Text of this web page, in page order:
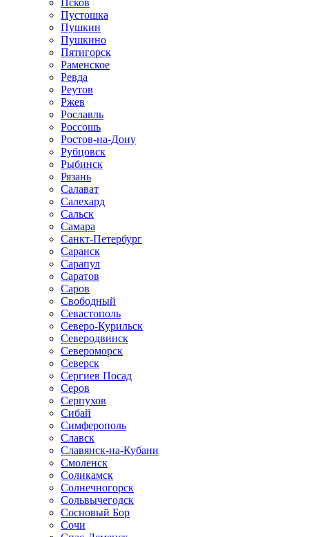
Псков
Пустошка
Пушкин
Пушкино
Пятигорск
Раменское
Ревда
Реутов
Ржев
Рославль
Россошь
Ростов-на-Дону
Рубцовск
Рыбинск
Рязань
Салават
Салехард
Сальск
Самара
Санкт-Петербург
Саранск
Сарапул
Саратов
Саров
Свободный
Севастополь
Северо-Курильск
Северодвинск
Североморск
Северск
Сергиев Посад
Серов
Серпухов
Сибай
Симферополь
Славск
Славянск-на-Кубани
Смоленск
Соликамск
Солнечногорск
Сольвычегодск
Сосновый Бор
Сочи